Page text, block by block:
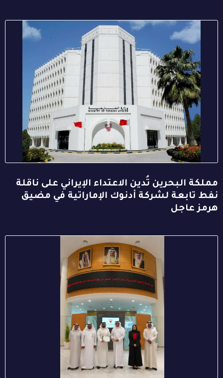
مملكة البحرين تُدين الاعتداء الإيراني على ناقلة
نفط تابعة لشركة أدنوك الإماراتية في مضيق
هرمز عاجل